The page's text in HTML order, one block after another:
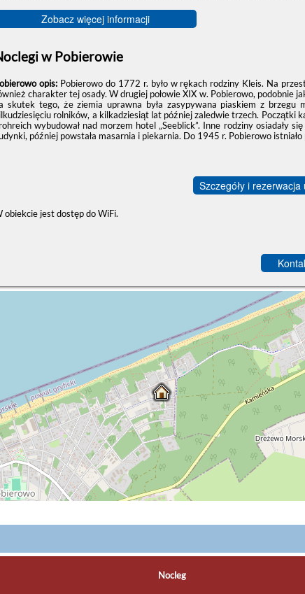
Zobacz więcej informacji
w Pobierowie
opis: Pobierowo do 1772 r. było w rękach rodziny Kleis. Na
charakter tej osady. W drugiej połowie XIX w. Pobierowo, podobnie
skutek tego, że ziemia uprawna była zasypywana piaskiem z
rolników, a kilkadziesiąt lat później zaledwie trzech. Początki
wybudował nad morzem hotel „Seeblick”. Inne rodziny osiadały
później powstała masarnia i piekarnia. Do 1945 r. Pobierowo
Szczegóły i
obiekcie jest dostęp do WiFi.
Nocleg